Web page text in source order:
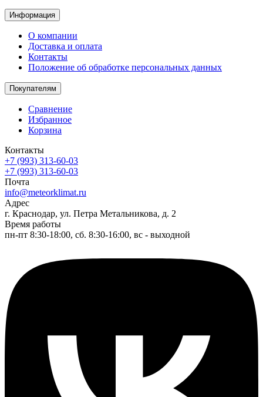
Информация
О компании
Доставка и оплата
Контакты
Положение об обработке персональных данных
Покупателям
Сравнение
Избранное
Корзина
Контакты
+7 (993) 313-60-03
+7 (993) 313-60-03
Почта
info@meteorklimat.ru
Адрес
г. Краснодар, ул. Петра Метальникова, д. 2
Время работы
пн-пт 8:30-18:00, сб. 8:30-16:00, вс - выходной